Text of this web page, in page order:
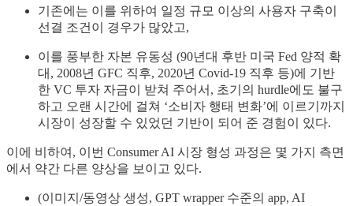
기존에는 이를 위하여 일정 규모 이상의 사용자 구축이
선결 조건이 경우가 많았고,
이를 풍부한 자본 유동성 (90년대 후반 미국 Fed 양적 확
대, 2008년 GFC 직후, 2020년 Covid-19 직후 등)에 기반
한 VC 투자 자금이 받쳐 주어서, 초기의 hurdle에도 불구
하고 오랜 시간에 걸쳐 ‘소비자 행태 변화’에 이르기까지
시장이 성장할 수 있었던 기반이 되어 준 경험이 있다.
이에 비하여, 이번 Consumer AI 시장 형성 과정은 몇 가지 측면
에서 약간 다른 양상을 보이고 있다.
(이미지/동영상 생성, GPT wrapper 수준의 app, AI